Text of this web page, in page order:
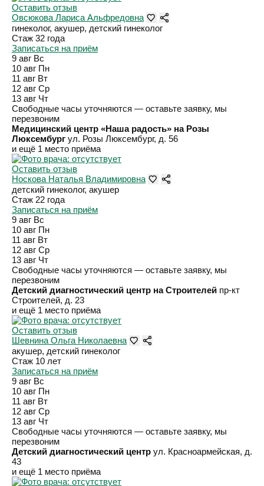
Оставить отзыв
Овсюкова Лариса Альфредовна
гинеколог, акушер, детский гинеколог
Стаж 32 года
Записаться на приём
9 авг Вс
10 авг Пн
11 авг Вт
12 авг Ср
13 авг Чт
Свободные часы уточняются — оставьте заявку, мы
перезвоним
Медицинский центр «Наша радость» на Розы
Люксембург ул. Розы Люксембург, д. 56
и ещё 1 место приёма
Оставить отзыв
Носкова Наталья Владимировна
детский гинеколог, акушер
Стаж 22 года
Записаться на приём
9 авг Вс
10 авг Пн
11 авг Вт
12 авг Ср
13 авг Чт
Свободные часы уточняются — оставьте заявку, мы
перезвоним
Детский диагностический центр на Строителей пр-кт
Строителей, д. 23
и ещё 1 место приёма
Оставить отзыв
Шевнина Ольга Николаевна
акушер, детский гинеколог
Стаж 10 лет
Записаться на приём
9 авг Вс
10 авг Пн
11 авг Вт
12 авг Ср
13 авг Чт
Свободные часы уточняются — оставьте заявку, мы
перезвоним
Детский диагностический центр ул. Красноармейская, д.
43
и ещё 1 место приёма